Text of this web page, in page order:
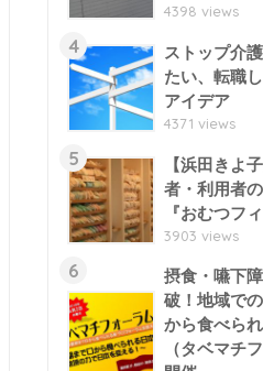
4398 views
4
ストップ介
たい、転職
アイデア
4371 views
5
【浜田きよ
者・利用者
『おむつフ
3903 views
6
摂食・嚥下
破！地域で
から食べら
（タベマチ